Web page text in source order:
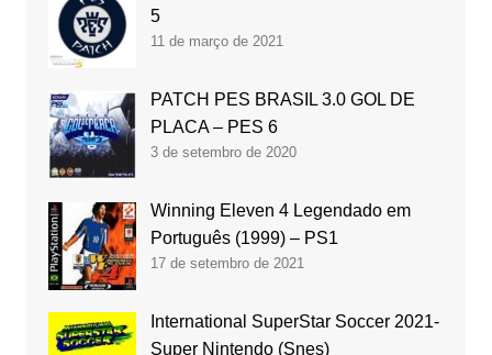
5
11 de março de 2021
PATCH PES BRASIL 3.0 GOL DE
PLACA – PES 6
3 de setembro de 2020
Winning Eleven 4 Legendado em
Português (1999) – PS1
17 de setembro de 2021
International SuperStar Soccer 2021-
Super Nintendo (Snes)